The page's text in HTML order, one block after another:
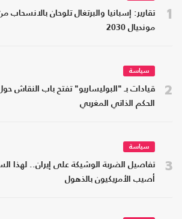
1
تقارير: إسبانيا والبرتغال تلوحان بالانسحاب
مونديال 2030
2
سياسة
قيادات بـ "البوليساريو" تفتح باب النقاش
الحكم الذاتي المغربي
3
سياسة
تفاصيل الضربة الوشيكة على إيران.. لهذا
أصيب الأمريكيون بالذهول